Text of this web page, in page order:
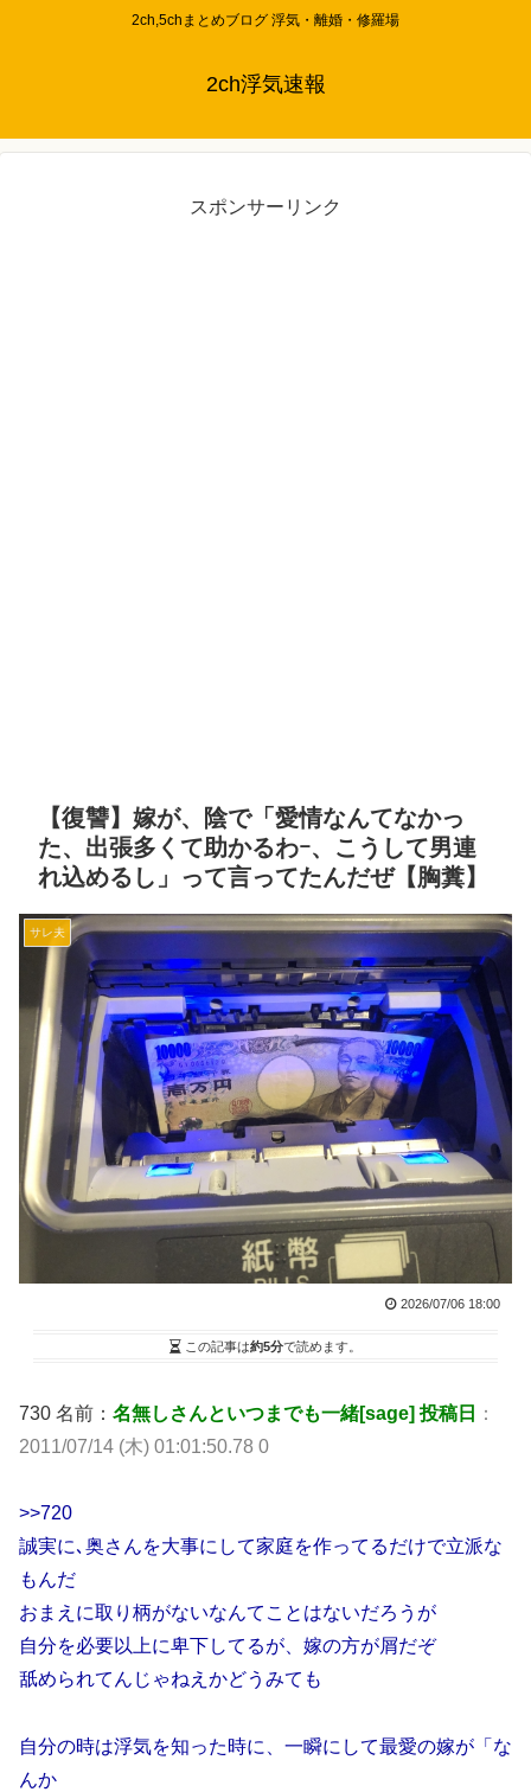
2ch,5chまとめブログ 浮気・離婚・修羅場
2ch浮気速報
スポンサーリンク
【復讐】嫁が、陰で「愛情なんてなかっ
た、出張多くて助かるわｰ、こうして男連
れ込めるし」って言ってたんだぜ【胸糞】
サレ夫
2026/07/06 18:00
この記事は約5分で読めます。
730 名前： 名無しさんといつまでも一緒[sage] 投稿日
：
2011/07/14 (木) 01:01:50.78 0
>>720
誠実に､奥さんを大事にして家庭を作ってるだけで立派な
もんだ
おまえに取り柄がないなんてことはないだろうが
自分を必要以上に卑下してるが、嫁の方が屑だぞ
舐められてんじゃねえかどうみても
自分の時は浮気を知った時に、一瞬にして最愛の嫁が「な
んか